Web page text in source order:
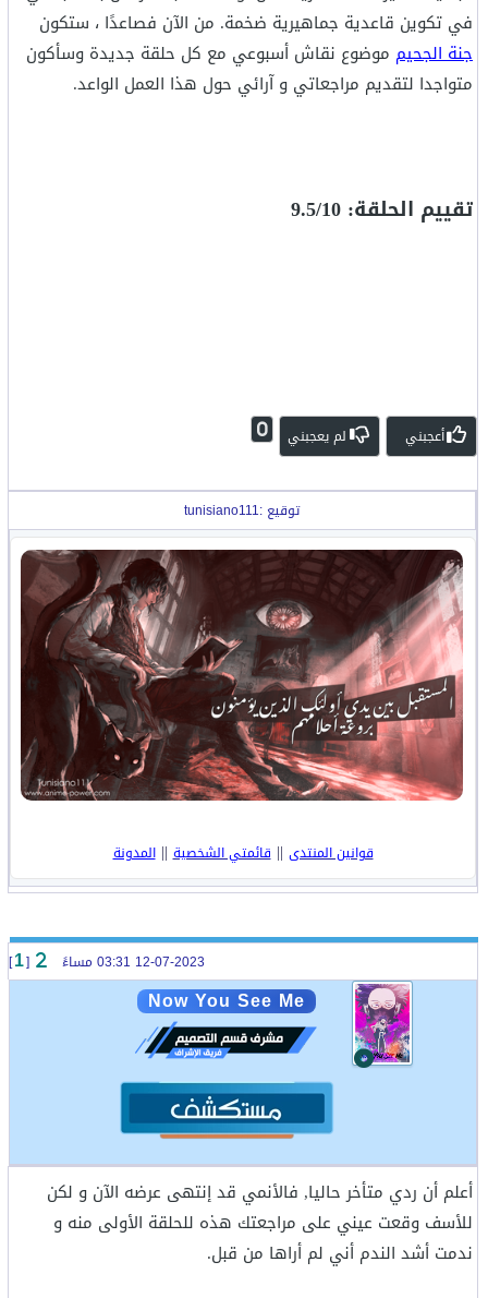
في تكوين قاعدية جماهيرية ضخمة. من الآن فصاعدًا ، ستكون
جنة الجحيم موضوع نقاش أسبوعي مع كل حلقة جديدة وسأكون
متواجدا لتقديم مراجعاتي و آرائي حول هذا العمل الواعد.
تقييم الحلقة: 9.5/10
أعجبني لم يعجبني 0
توقيع :tunisiano111
قوانين المنتدى ||قائمتي الشخصية||المدونة
[
1
]
Now You See Me
أعلم أن ردي متأخر حاليا, فالأنمي قد إنتهى عرضه الآن و لكن
للأسف وقعت عيني على مراجعتك هذه للحلقة الأولى منه و
ندمت أشد الندم أني لم أراها من قبل.